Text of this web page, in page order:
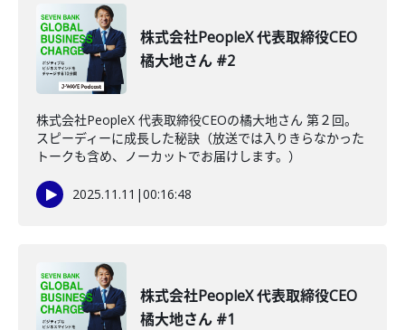
株式会社PeopleX 代表取締役CEO
橘大地さん #2
株式会社PeopleX 代表取締役CEOの橘大地さん 第２回。
スピーディーに成長した秘訣（放送では入りきらなかった
トークも含め、ノーカットでお届けします。）
2025.11.11 |00:16:48
株式会社PeopleX 代表取締役CEO
橘大地さん #1